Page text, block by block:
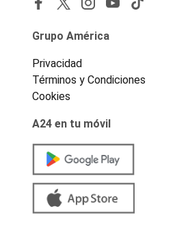
Grupo América
Privacidad
Términos y Condiciones
Cookies
A24 en tu móvil